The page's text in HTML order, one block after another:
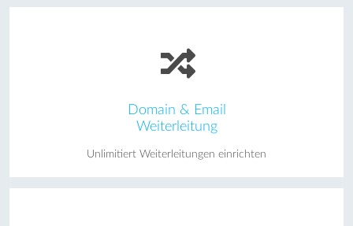
Domain & Email
Weiterleitung
Unlimitiert Weiterleitungen einrichten